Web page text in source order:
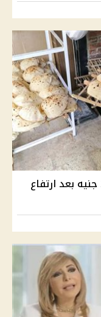
زيادة سعر العيش السياحي إلى 2.5 جنيه بعد ارتفاع